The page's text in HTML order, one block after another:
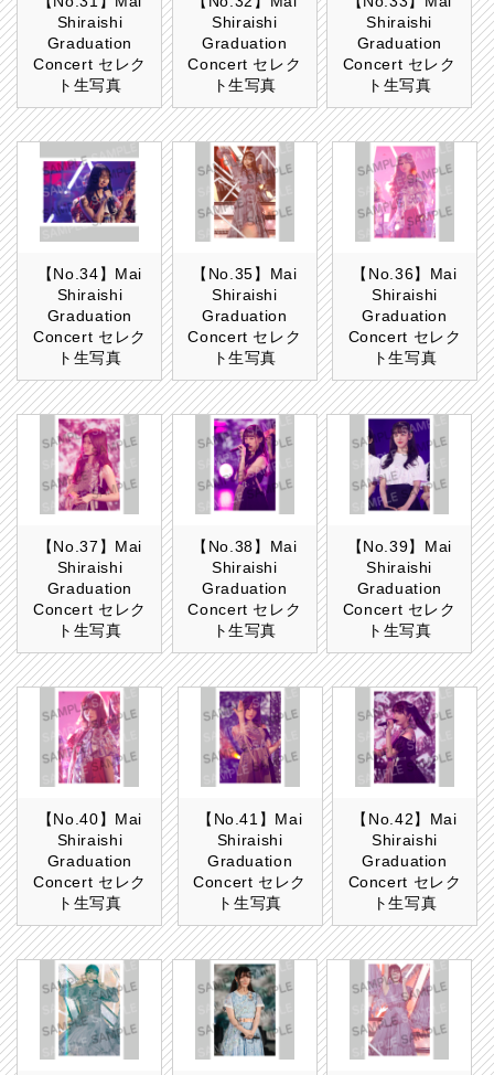
Shiraishi
Graduation
Concert セレク
ト生写真
Shiraishi
Graduation
Concert セレク
ト生写真
Shiraishi
Graduation
Concert セレク
ト生写真
【No.34】Mai
Shiraishi
Graduation
Concert セレク
ト生写真
【No.35】Mai
Shiraishi
Graduation
Concert セレク
ト生写真
【No.36】Mai
Shiraishi
Graduation
Concert セレク
ト生写真
【No.37】Mai
Shiraishi
Graduation
Concert セレク
ト生写真
【No.38】Mai
Shiraishi
Graduation
Concert セレク
ト生写真
【No.39】Mai
Shiraishi
Graduation
Concert セレク
ト生写真
【No.40】Mai
Shiraishi
Graduation
Concert セレク
ト生写真
【No.41】Mai
Shiraishi
Graduation
Concert セレク
ト生写真
【No.42】Mai
Shiraishi
Graduation
Concert セレク
ト生写真